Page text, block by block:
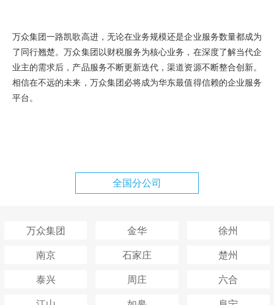
万众集团一路凯歌高进，无论在业务规模还是企业服务数量都成为
了同行翘楚。万众集团以财税服务为核心业务，在深度了解当代企
业主的需求后，产品服务不断更新迭代，渠道资源不断整合创新。
相信在不远的未来，万众集团必将成为华东最值得信赖的企业服务
平台。
全国分公司
万众集团 金华
徐州
南京
石家庄
楚州
泰兴
周庄
六合